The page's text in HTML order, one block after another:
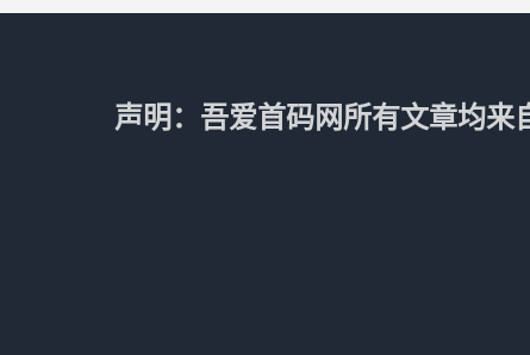
声明：吾爱首码网所有文章均